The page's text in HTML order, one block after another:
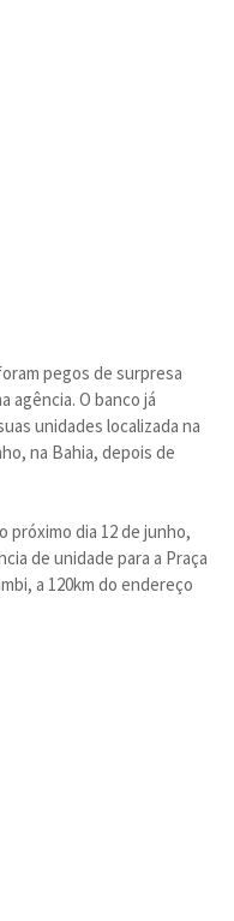
pegos de surpresa
agência. O banco já
unidades localizada na
na Bahia, depois de
próximo dia 12 de junho,
de unidade para a Praça
a 120km do endereço